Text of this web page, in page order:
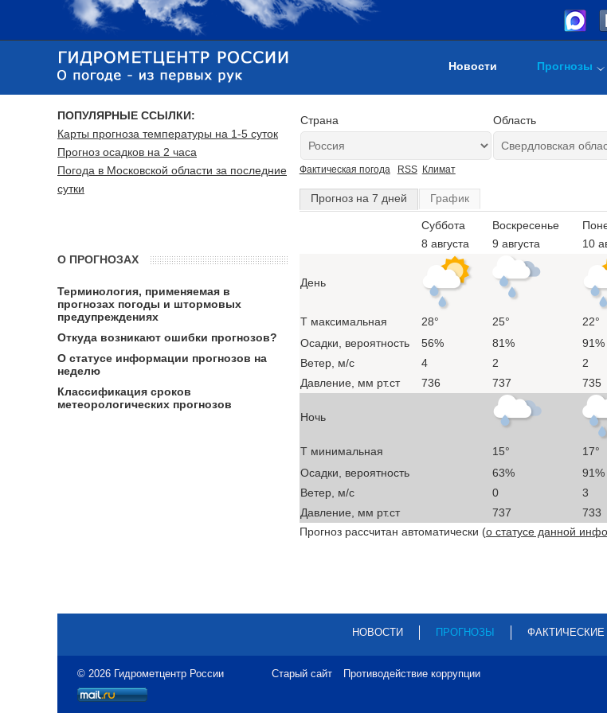
Новости Прогнозы
Страна Область
Фактическая погода RSS Климат
Прогноз на 7 дней График
Суббота
8 августа
Воскресенье
9 августа
10
День
T максимальная 28° 25° 22°
Осадки, вероятность
56% 81% 91%
Ветер, м/с
4 2 2
Давление, мм рт.ст
736 737 735
Ночь
T минимальная 15° 17°
Осадки, вероятность
63% 91%
Ветер, м/с
0 3
Давление, мм рт.ст
737 733
Прогноз рассчитан автоматически (о статусе данной
ПОПУЛЯРНЫЕ ССЫЛКИ:
Карты прогноза температуры на 1-5 суток
Прогноз осадков на 2 часа
Погода в Московской области за последние
сутки
О ПРОГНОЗАХ
Терминология, применяемая в
прогнозах погоды и штормовых
предупреждениях
Откуда возникают ошибки прогнозов?
О статусе информации прогнозов на
неделю
Классификация сроков
метеорологических прогнозов
НОВОСТИ ПРОГНОЗЫ
© 2026 Гидрометцентр России Старый сайт Противодействие коррупции